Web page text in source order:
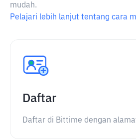
mudah.
Pelajari lebih lanjut tentang cara
Daftar
Daftar di Bittime dengan